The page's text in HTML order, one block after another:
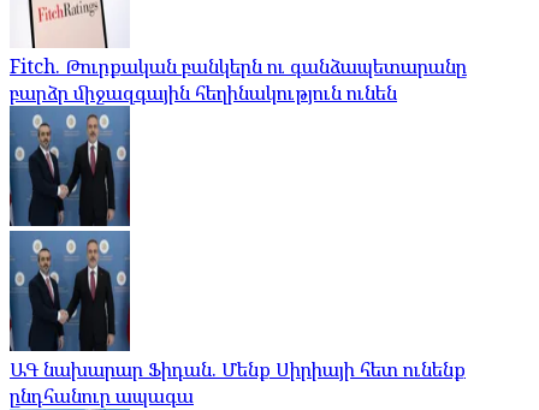
Fitch. Թուրքական բանկերն ու գանձապետարանը
բարձր միջազգային հեղինակություն ունեն
ԱԳ նախարար Ֆիդան. Մենք Սիրիայի հետ ունենք
ընդհանուր ապագա